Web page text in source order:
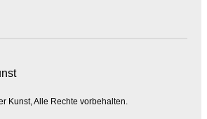
Kunst, Alle Rechte vorbehalten.